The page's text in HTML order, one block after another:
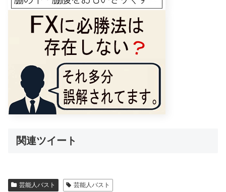
関連ツイート
芸能人バスト 芸能人バスト